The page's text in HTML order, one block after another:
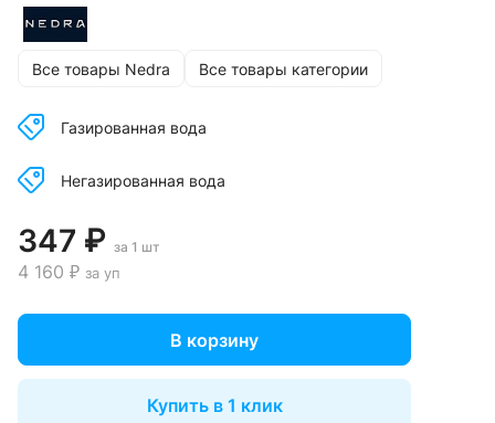
Все товары Nedra Все товары категории
Газированная вода
Негазированная вода
347 ₽ за 1 шт
4 160 ₽ за уп
В корзину
Купить в 1 клик